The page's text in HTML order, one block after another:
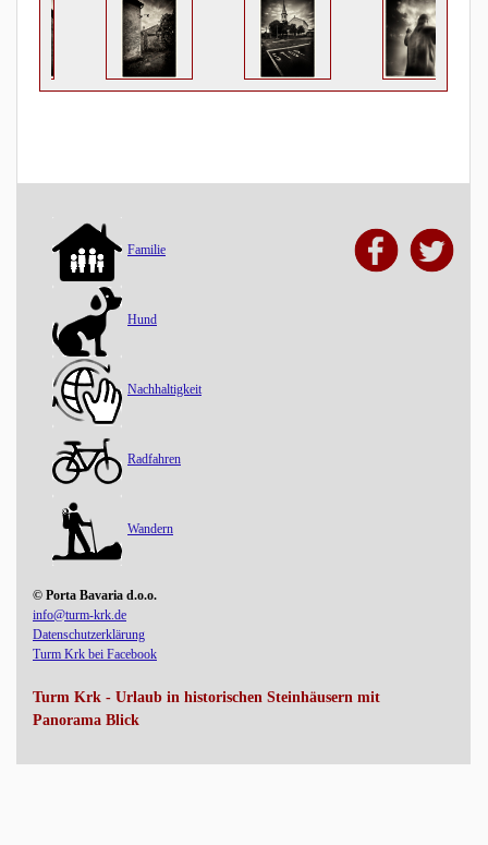
Familie
Hund
Nachhaltigkeit
Radfahren
Wandern
© Porta Bavaria d.o.o.
info@turm-krk.de
Datenschutzerklärung
Turm Krk bei Facebook
Turm Krk - Urlaub in historischen Steinhäusern mit
Panorama Blick